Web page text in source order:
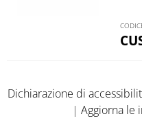
Dichiarazione di
| Aggiorna le